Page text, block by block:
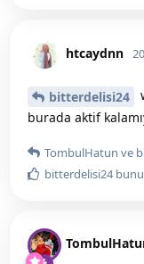
htcaydnn
bitterdelisi24
burada aktif
TombulHatun ve
bitterdelisi24